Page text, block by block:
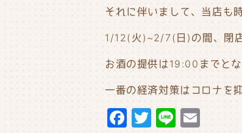
それに伴いまして、当店も
1/12(火)~2/7(日)の間、閉
お酒の提供は19:00までと
一番の経済対策はコロナを
F
T
Li